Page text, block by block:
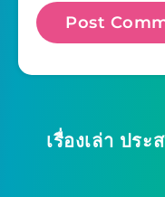
เรื่องเล่า ปร